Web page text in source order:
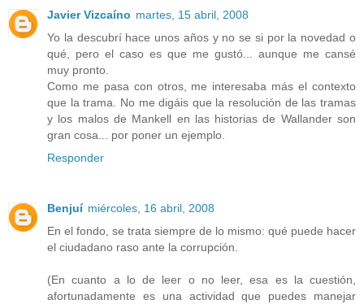
Javier Vizcaíno martes, 15 abril, 2008
Yo la descubrí hace unos años y no se si por la novedad o
qué, pero el caso es que me gustó... aunque me cansé
muy pronto.
Como me pasa con otros, me interesaba más el contexto
que la trama. No me digáis que la resolución de las tramas
y los malos de Mankell en las historias de Wallander son
gran cosa... por poner un ejemplo.
Responder
Benjuí miércoles, 16 abril, 2008
En el fondo, se trata siempre de lo mismo: qué puede hacer
el ciudadano raso ante la corrupción.
(En cuanto a lo de leer o no leer, esa es la cuestión,
afortunadamente es una actividad que puedes manejar